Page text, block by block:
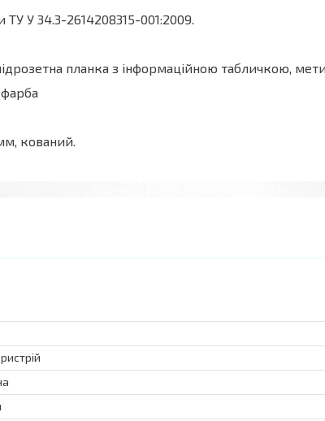
У 34.3-2614208315-001:2009.
планка з інформаційною табличкою,
кований.